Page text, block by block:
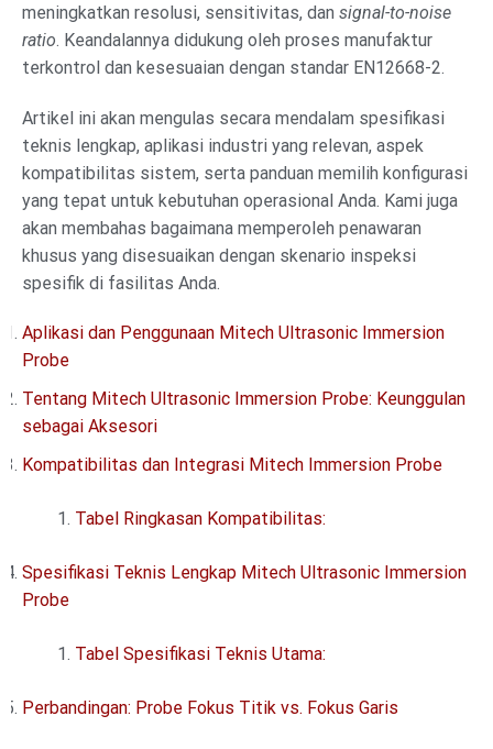
meningkatkan resolusi, sensitivitas, dan signal-to-noise
ratio. Keandalannya didukung oleh proses manufaktur
terkontrol dan kesesuaian dengan standar EN12668-2.
Artikel ini akan mengulas secara mendalam spesifikasi
teknis lengkap, aplikasi industri yang relevan, aspek
kompatibilitas sistem, serta panduan memilih konfigurasi
yang tepat untuk kebutuhan operasional Anda. Kami juga
akan membahas bagaimana memperoleh penawaran
khusus yang disesuaikan dengan skenario inspeksi
spesifik di fasilitas Anda.
Aplikasi dan Penggunaan Mitech Ultrasonic Immersion
Probe
Tentang Mitech Ultrasonic Immersion Probe: Keunggulan
sebagai Aksesori
Kompatibilitas dan Integrasi Mitech Immersion Probe
Tabel Ringkasan Kompatibilitas:
Spesifikasi Teknis Lengkap Mitech Ultrasonic Immersion
Probe
Tabel Spesifikasi Teknis Utama:
Perbandingan: Probe Fokus Titik vs. Fokus Garis